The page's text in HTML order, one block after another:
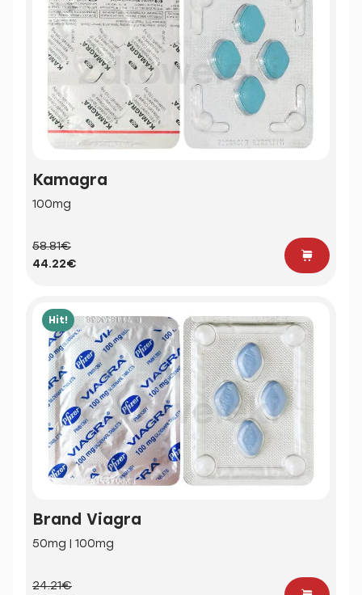
Kamagra
100mg
58.81€
44.22€
Hit!
Brand Viagra
50mg | 100mg
24.21€